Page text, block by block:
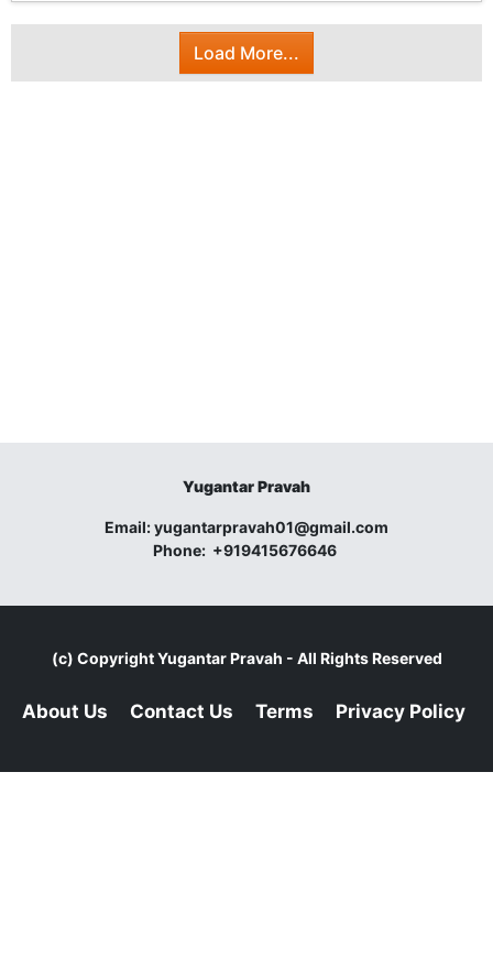
Load More...
Yugantar Pravah
Email:yugantarpravah01@gmail.com
Phone: +919415676646
(c) CopyrightYugantar Pravah - All Rights Reserved
About Us Contact Us Terms Privacy Policy